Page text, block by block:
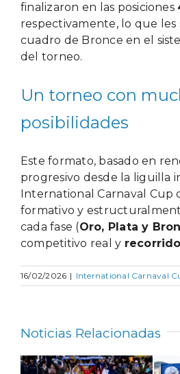
finalizaron en las posiciones
respectivamente, lo que les
cuadro de Bronce en el
del torneo.
Un torneo con
posibilidades
Este formato, basado en
progresivo desde la liguilla
International Carnaval Cup
formativo y
cada fase (Oro, Plata y
competitivo real y
16/02/2026 | International Carnaval
Noticias Relacionadas